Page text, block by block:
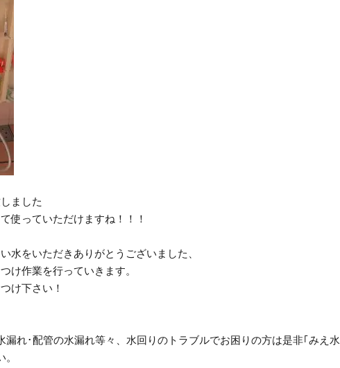
ました
使っていただけますね！！！
水をいただきありがとうございました、
け作業を行っていきます。
け下さい！
漏れ･配管の水漏れ等々、水回りのトラブルでお困りの方は是非｢みえ水